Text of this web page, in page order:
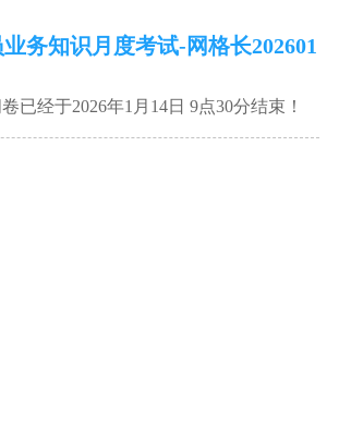
务知识月度考试-网格长202601
已经于2026年1月14日 9点30分结束！